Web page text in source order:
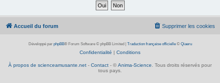
Accueil du forum Supprimer les cookies
Développé par phpBB® Forum Software © phpBB Limited Traduction française officielle© Qiaeru
Confidentialité | Conditions
À propos de scienceamusante.net - Contact - © Anima-Science . Tous droits réservés pour
tous pays.